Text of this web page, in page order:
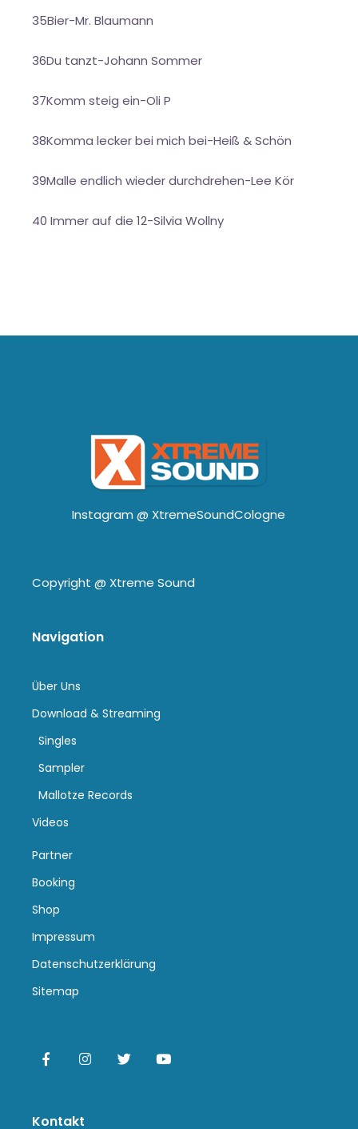
35Bier-Mr. Blaumann
36Du tanzt-Johann Sommer
37Komm steig ein-Oli P
38Komma lecker bei mich bei-Heiß & Schön
39Malle endlich wieder durchdrehen-Lee Kör
40 Immer auf die 12-Silvia Wollny
Instagram @ XtremeSoundCologne
Copyright @ Xtreme Sound
Navigation
Über Uns
Download & Streaming
Singles
Sampler
Mallotze Records
Videos
Partner
Booking
Shop
Impressum
Datenschutzerklärung
Sitemap
Kontakt